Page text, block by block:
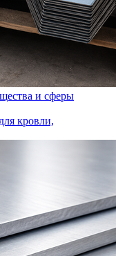
и сферы
кровли,